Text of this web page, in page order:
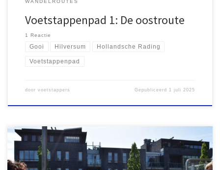
Voetstappenpad 1: De oostroute
1 Reactie
Gooi Hilversum Hollandsche Rading
Voetstappenpad
door voetstappers Gepubliceerd 1 juli 2025
Eéndaagse pelgrimsroutes door het hele land Op 31 juli 2024